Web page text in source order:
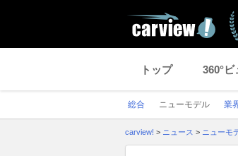
トップ 360°ビ
総合 ニューモデル 業
carview! > ニュース > ニューモ